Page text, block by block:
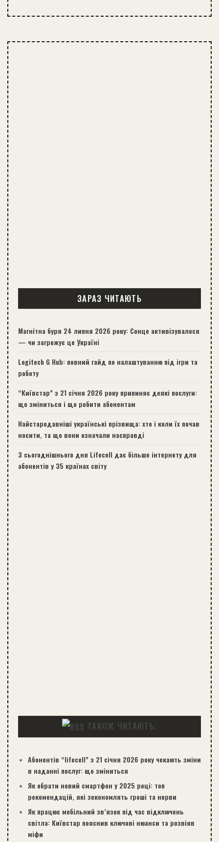
ЗАРАЗ ЧИТАЮТЬ
Магнітна буря 24 липня 2026 року: Сонце активізувалося
— чи загрожує це Україні
Logitech G Hub: повний гайд по налаштуванню під ігри та
роботу
“Київстар” з 21 січня 2026 року припиняє деякі послуги:
що зміниться і що робити абонентам
Найстародавніші українські прізвища: хто і коли їх почав
носити, та що вони означали насправді
З сьогоднішнього дня Lifecell дає більше інтернету для
абонентів у 35 країнах світу
ТАКОЖ ЧИТАЮТЬ:
Абонентів “lifecell” з 21 січня 2026 року чекають зміни
в наданні послуг: що зміниться
Як обрати новий смартфон у 2025 році: топ
рекомендацій, які зекономлять гроші та нерви
Як працює мобільний зв’язок під час відключень
світла: Київстар пояснив ключові нюанси та розвіяв
міфи